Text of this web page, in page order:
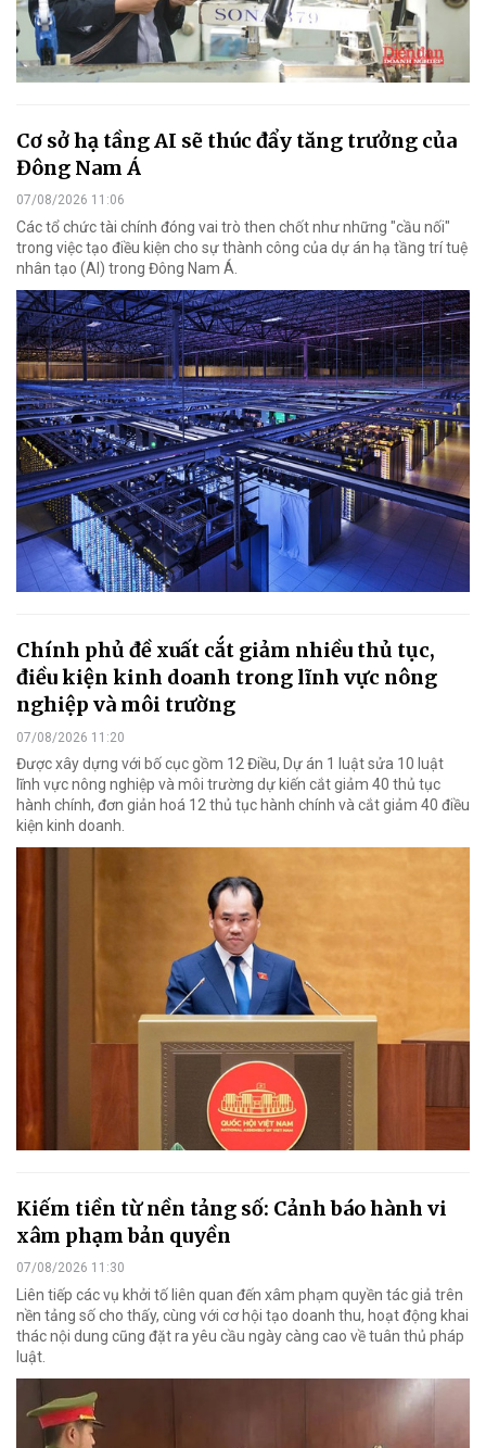
Cơ sở hạ tầng AI sẽ thúc đẩy tăng trưởng của
Đông Nam Á
07/08/2026 11:06
Các tổ chức tài chính đóng vai trò then chốt như những "cầu nối"
trong việc tạo điều kiện cho sự thành công của dự án hạ tầng trí tuệ
nhân tạo (AI) trong Đông Nam Á.
Chính phủ đề xuất cắt giảm nhiều thủ tục,
điều kiện kinh doanh trong lĩnh vực nông
nghiệp và môi trường
07/08/2026 11:20
Được xây dựng với bố cục gồm 12 Điều, Dự án 1 luật sửa 10 luật
lĩnh vực nông nghiệp và môi trường dự kiến cắt giảm 40 thủ tục
hành chính, đơn giản hoá 12 thủ tục hành chính và cắt giảm 40 điều
kiện kinh doanh.
Kiếm tiền từ nền tảng số: Cảnh báo hành vi
xâm phạm bản quyền
07/08/2026 11:30
Liên tiếp các vụ khởi tố liên quan đến xâm phạm quyền tác giả trên
nền tảng số cho thấy, cùng với cơ hội tạo doanh thu, hoạt động khai
thác nội dung cũng đặt ra yêu cầu ngày càng cao về tuân thủ pháp
luật.